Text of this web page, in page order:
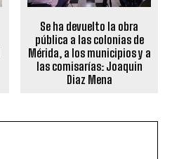
Se ha devuelto la obra
pública a las colonias de
Mérida, a los municipios y a
las comisarías: Joaquin
Diaz Mena